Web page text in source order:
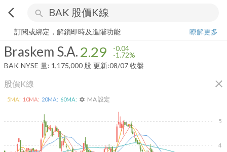
arrow_back_ios search
Braskem S.A. 2.29-1.72%
訂閱或綁定，解鎖即時及進階功能
瞭解更多
Braskem S.A.2.29 -0.04
-1.72%
BAK NYSE 量: 1,175,000 股 更新:08/07 收盤
股價K線 close
4
5
5MA: 10MA: 20MA: 60MA: settings MA 設定